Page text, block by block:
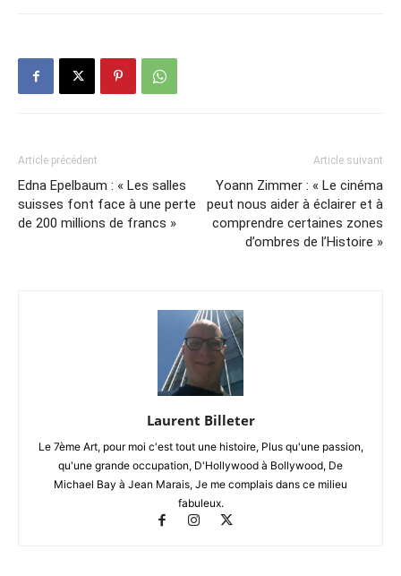
Article précédent
Edna Epelbaum : « Les salles
suisses font face à une perte
de 200 millions de francs »
Article suivant
Yoann Zimmer : « Le cinéma
peut nous aider à éclairer et à
comprendre certaines zones
d’ombres de l’Histoire »
Laurent Billeter
Le 7ème Art, pour moi c'est tout une histoire, Plus qu'une passion,
qu'une grande occupation, D'Hollywood à Bollywood, De
Michael Bay à Jean Marais, Je me complais dans ce milieu
fabuleux.